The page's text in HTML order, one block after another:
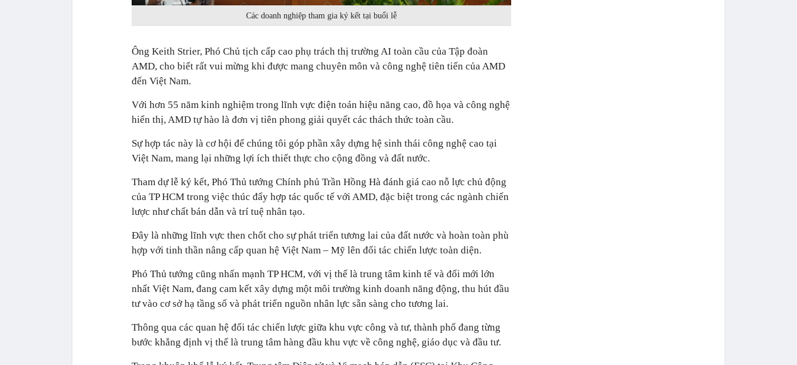
Các doanh nghiệp tham gia ký kết tại buổi lễ
Ông Keith Strier, Phó Chủ tịch cấp cao phụ trách thị trường AI toàn cầu của Tập đoàn
AMD, cho biết rất vui mừng khi được mang chuyên môn và công nghệ tiên tiến của AMD
đến Việt Nam.
Với hơn 55 năm kinh nghiệm trong lĩnh vực điện toán hiệu năng cao, đồ họa và công nghệ
hiển thị, AMD tự hào là đơn vị tiên phong giải quyết các thách thức toàn cầu.
Sự hợp tác này là cơ hội để chúng tôi góp phần xây dựng hệ sinh thái công nghệ cao tại
Việt Nam, mang lại những lợi ích thiết thực cho cộng đồng và đất nước.
Tham dự lễ ký kết, Phó Thủ tướng Chính phủ Trần Hồng Hà đánh giá cao nỗ lực chủ động
của TP HCM trong việc thúc đẩy hợp tác quốc tế với AMD, đặc biệt trong các ngành chiến
lược như chất bán dẫn và trí tuệ nhân tạo.
Đây là những lĩnh vực then chốt cho sự phát triển tương lai của đất nước và hoàn toàn phù
hợp với tinh thần nâng cấp quan hệ Việt Nam – Mỹ lên đối tác chiến lược toàn diện.
Phó Thủ tướng cũng nhấn mạnh TP HCM, với vị thế là trung tâm kinh tế và đổi mới lớn
nhất Việt Nam, đang cam kết xây dựng một môi trường kinh doanh năng động, thu hút đầu
tư vào cơ sở hạ tầng số và phát triển nguồn nhân lực sẵn sàng cho tương lai.
Thông qua các quan hệ đối tác chiến lược giữa khu vực công và tư, thành phố đang từng
bước khẳng định vị thế là trung tâm hàng đầu khu vực về công nghệ, giáo dục và đầu tư.